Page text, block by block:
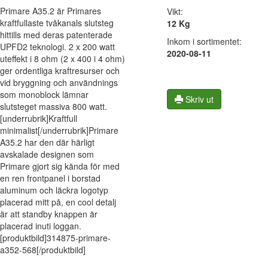
Primare A35.2 är Primares
kraftfullaste tvåkanals slutsteg
hittills med deras patenterade
UPFD2 teknologi. 2 x 200 watt
uteffekt i 8 ohm (2 x 400 i 4 ohm)
ger ordentliga kraftresurser och
vid bryggning och användnings
som monoblock lämnar
slutsteget massiva 800 watt.
[underrubrik]Kraftfull
minimalist[/underrubrik]Primare
A35.2 har den där härligt
avskalade designen som
Primare gjort sig kända för med
en ren frontpanel i borstad
aluminum och läckra logotyp
placerad mitt på, en cool detalj
är att standby knappen är
placerad inuti loggan.
[produktbild]314875-primare-
a352-568[/produktbild]
Vikt:
12 Kg
Inkom i sortimentet:
2020-08-11
Skriv ut